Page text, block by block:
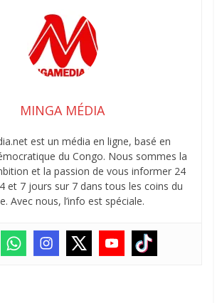
MINGA MÉDIA
est un média en ligne, basé en
du Congo. Nous sommes la
et la passion de vous informer 24
et 7 jours sur 7 dans tous les coins du
Avec nous, l’info est spéciale.